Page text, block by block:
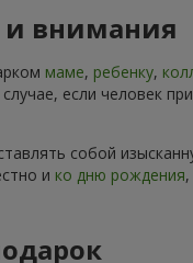
и внимания
маме, ребенку,
если человек
собой
и ко дню рождения